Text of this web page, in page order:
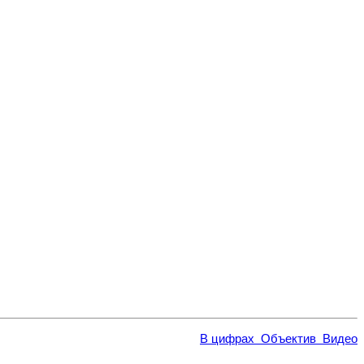
В цифрах Объектив Видео